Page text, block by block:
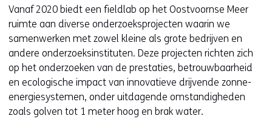
i
e
u
w
v
e
n
s
Vanaf 2020 biedt een fieldlab op het Oostvoornse Meer
ruimte aan diverse onderzoeksprojecten waarin we
samenwerken met zowel kleine als grote bedrijven en
andere onderzoeksinstituten. Deze projecten richten zich
op het onderzoeken van de prestaties, betrouwbaarheid
en ecologische impact van innovatieve drijvende zonne-
energiesystemen, onder uitdagende omstandigheden
zoals golven tot 1 meter hoog en brak water.